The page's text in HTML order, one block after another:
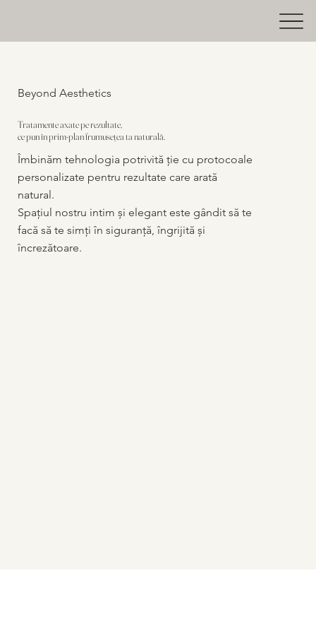
Beyond Aesthetics
Tratamente axate pe rezultate,
ce pun în prim-plan frumusețea ta naturală.
Îmbinăm tehnologia potrivită ție cu protocoale
personalizate pentru rezultate care arată
natural.
Spațiul nostru intim și elegant este gândit să te
facă să te simți în siguranță, îngrijită și
încrezătoare.